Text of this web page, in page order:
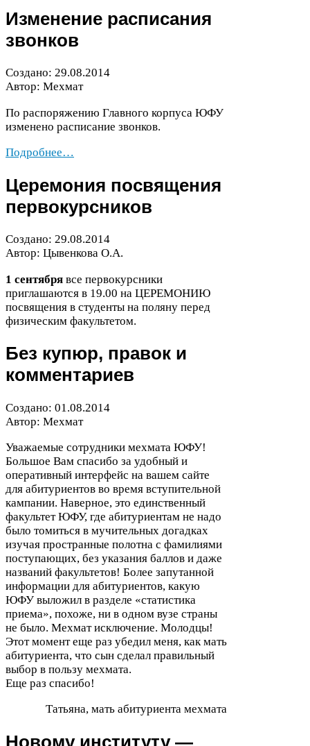
Изменение расписания
звонков
Создано: 29.08.2014
Автор: Мехмат
По распоряжению Главного корпуса ЮФУ
изменено расписание звонков.
Подробнее…
Церемония посвящения
первокурсников
Создано: 29.08.2014
Автор: Цывенкова О.А.
1 сентября все первокурсники
приглашаются в 19.00 на ЦЕРЕМОНИЮ
посвящения в студенты на поляну перед
физическим факультетом.
Без купюр, правок и
комментариев
Создано: 01 .08.2014
Автор: Мехмат
Уважаемые сотрудники мехмата ЮФУ!
Большое Вам спасибо за удобный и
оперативный интерфейс на вашем сайте
для абитуриентов во время вступительной
кампании. Наверное, это единственный
факультетЮФУ, где абитуриентам не надо
было томиться в мучительных догадках
изучая пространные полотна с фамилиями
поступающих, без указания баллов и даже
названий факультетов! Более запутанной
информации для абитуриентов, какую
ЮФУ выложил в разделе «статистика
приема», похоже, ни в одном вузе страны
не было. Мехмат исключение. Молодцы!
Этот момент еще раз убедил меня, как мать
абитуриента, что сын сделал правильный
выбор в пользу мехмата.
Еще раз спасибо!
Татьяна, мать абитуриента мехмата